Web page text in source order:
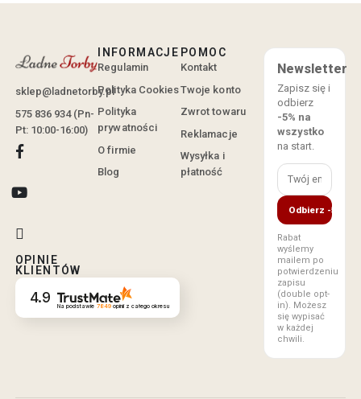
sklep@ladnetorby.pl
575 836 934 (Pn-
Pt: 10:00-16:00)
OPINIE
KLIENTÓW
4.9 Na podstawie 7849opinii z całego okresu
INFORMACJE
Regulamin
Polityka Cookies
Polityka
prywatności
O firmie
Blog
POMOC
Kontakt
Twoje konto
Zwrot towaru
Reklamacje
Wysyłka i
płatność
Newsletter
Zapisz się i
odbierz
-5% na
wszystko
na start.
Odbierz -5%
Rabat
wyślemy
mailem po
potwierdzeniu
zapisu
(double opt-
in). Możesz
się wypisać
w każdej
chwili.